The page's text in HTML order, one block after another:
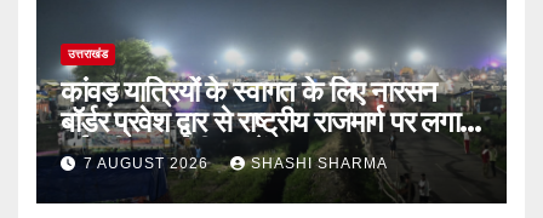
उत्तराखंड
कांवड़ यात्रियों के स्वागत के लिए नारसन
बॉर्डर प्रवेश द्वार से राष्ट्रीय राजमार्ग पर लगाई
गई रंगीन एलईडी लाइटें
7 AUGUST 2026 SHASHI SHARMA